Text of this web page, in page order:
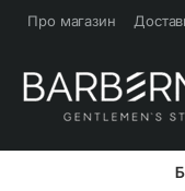
Про магазин